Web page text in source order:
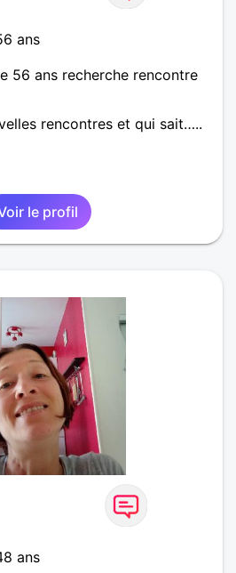
ans
56 ans recherche rencontre
rencontres et qui sait…..
le profil
ans